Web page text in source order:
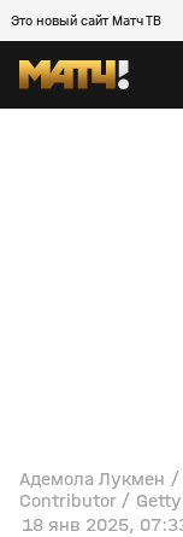
Это новый сайт Матч ТВ
Адемола Лукмен /
Contributor /
18 янв 2025,